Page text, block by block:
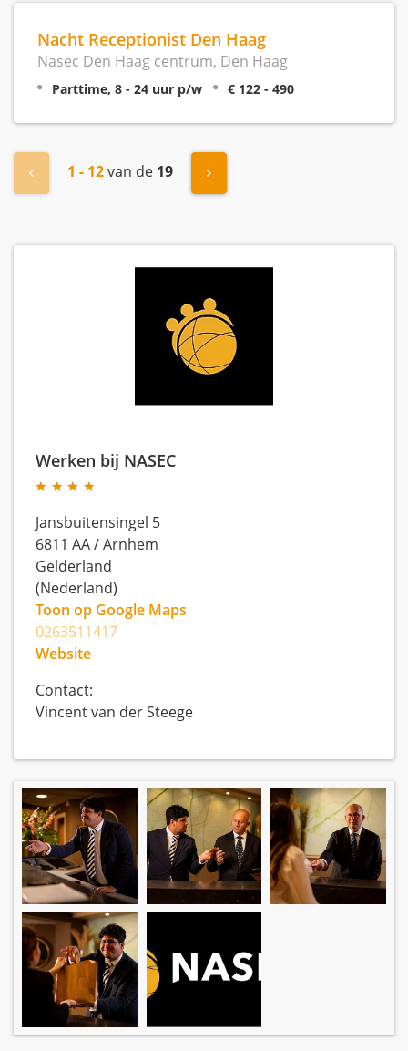
Nacht Receptionist Den Haag
Nasec Den Haag centrum, Den Haag
Parttime, 8 - 24 uur p/w € 122 - 490
« Vorige1 - 12van de 19 Volgende »
Werken bij NASEC
Jansbuitensingel 5
6811 AA/Arnhem
Gelderland
(Nederland)
Toon op Google Maps
0263511417
Website
Contact:
Vincent van der Steege